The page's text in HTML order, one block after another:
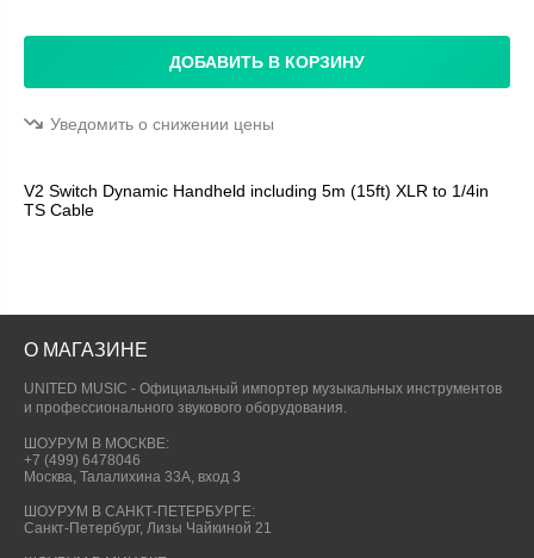
ДОБАВИТЬ В КОРЗИНУ
Уведомить о снижении цены
V2 Switch Dynamic Handheld including 5m (15ft) XLR to 1/4in
TS Cable
О МАГАЗИНЕ
UNITED MUSIC - Официальный импортер музыкальных инструментов
и профессионального звукового оборудования.
ШОУРУМ В МОСКВЕ:
+7 (499) 6478046
Москва, Талалихина 33А, вход 3
ШОУРУМ В САНКТ-ПЕТЕРБУРГЕ:
Санкт-Петербург, Лизы Чайкиной 21